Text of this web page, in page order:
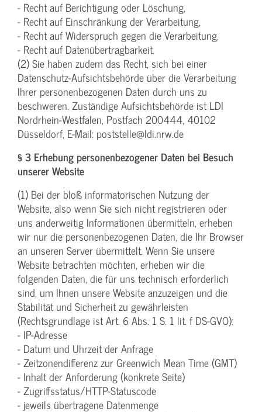
- Recht auf Berichtigung oder Löschung,
- Recht auf Einschränkung der Verarbeitung,
- Recht auf Widerspruch gegen die Verarbeitung,
- Recht auf Datenübertragbarkeit.
(2) Sie haben zudem das Recht, sich bei einer
Datenschutz-Aufsichtsbehörde über die Verarbeitung
Ihrer personenbezogenen Daten durch uns zu
beschweren. Zuständige Aufsichtsbehörde ist LDI
Nordrhein-Westfalen, Postfach 200444, 40102
Düsseldorf, E-Mail: poststelle@ldi.nrw.de
§ 3 Erhebung personenbezogener Daten bei Besuch
unserer Website
(1) Bei der bloß informatorischen Nutzung der
Website, also wenn Sie sich nicht registrieren oder
uns anderweitig Informationen übermitteln, erheben
wir nur die personenbezogenen Daten, die Ihr Browser
an unseren Server übermittelt. Wenn Sie unsere
Website betrachten möchten, erheben wir die
folgenden Daten, die für uns technisch erforderlich
sind, um Ihnen unsere Website anzuzeigen und die
Stabilität und Sicherheit zu gewährleisten
(Rechtsgrundlage ist Art. 6 Abs. 1 S. 1 lit. f DS-GVO):
- IP-Adresse
- Datum und Uhrzeit der Anfrage
- Zeitzonendifferenz zur Greenwich Mean Time (GMT)
- Inhalt der Anforderung (konkrete Seite)
- Zugriffsstatus/HTTP-Statuscode
- jeweils übertragene Datenmenge